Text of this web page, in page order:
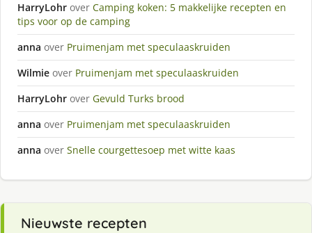
HarryLohr over Camping koken: 5 makkelijke recepten en
tips voor op de camping
anna over Pruimenjam met speculaaskruiden
Wilmie over Pruimenjam met speculaaskruiden
HarryLohr over Gevuld Turks brood
anna over Pruimenjam met speculaaskruiden
anna over Snelle courgettesoep met witte kaas
Nieuwste recepten